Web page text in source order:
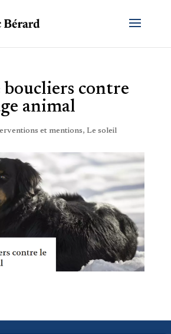
boucliers contre
animal
et mentions, Le soleil